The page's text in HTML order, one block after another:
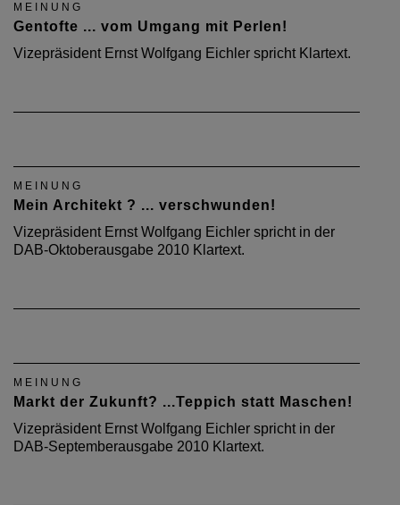
MEINUNG
Gentofte ... vom Umgang mit Perlen!
Vizepräsident Ernst Wolfgang Eichler spricht Klartext.
MEINUNG
Mein Architekt ? ... verschwunden!
Vizepräsident Ernst Wolfgang Eichler spricht in der
DAB-Oktoberausgabe 2010 Klartext.
MEINUNG
Markt der Zukunft? ...Teppich statt Maschen!
Vizepräsident Ernst Wolfgang Eichler spricht in der
DAB-Septemberausgabe 2010 Klartext.